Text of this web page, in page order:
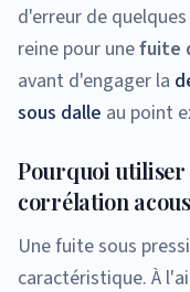
d'erreur de
reine pour unefuite
avant d'engager la
sous dalle au point
Pourquoi utiliser
corrélation
Une fuite sous
caractéristique. À